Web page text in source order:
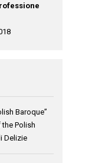
Baroque”
Polish
Delizie